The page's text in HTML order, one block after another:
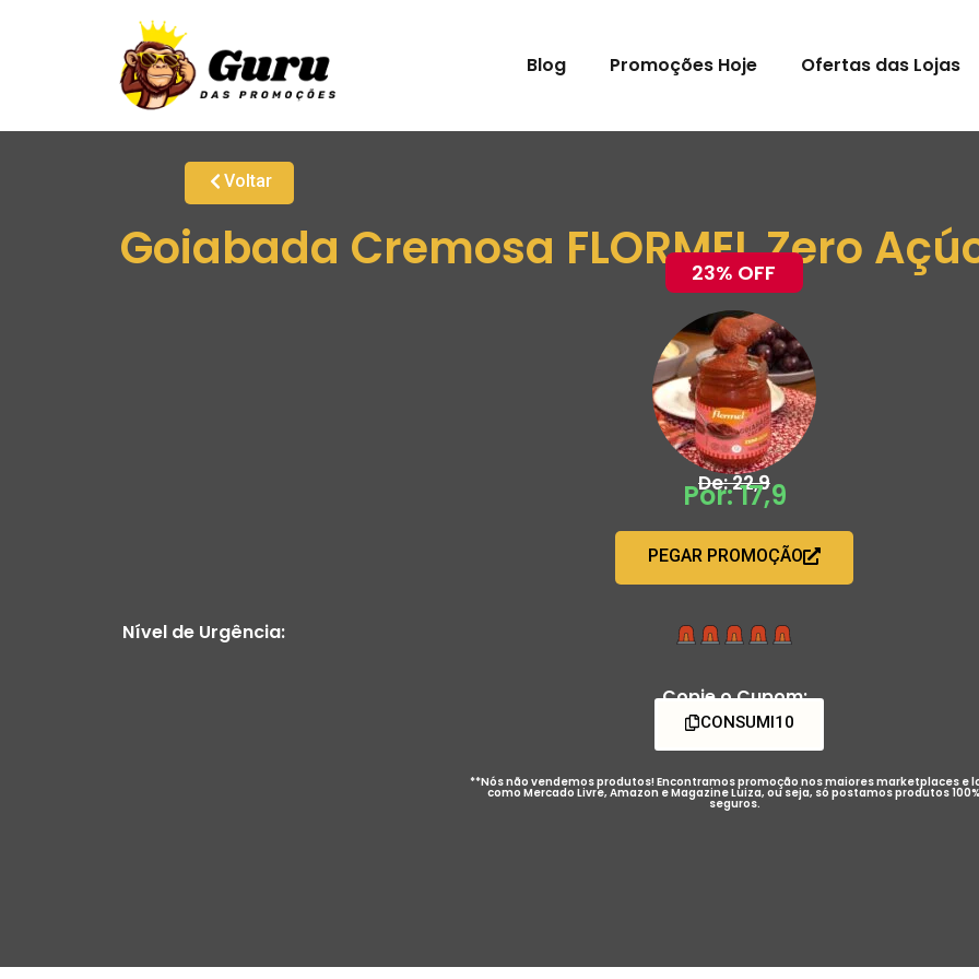
Blog Promoções Hoje Ofertas das Lojas
Voltar
Goiabada Cremosa FLORMEL Zero
23% OFF
De: 22,9
Por: 17,9
PEGAR PROMOÇÃO
Nível de Urgência:
Copie o Cupom:
CONSUMI10
**Nós não vendemos produtos! Encontramos promoção nos maiores marketplaces e
como Mercado Livre, Amazon e Magazine Luiza, ou seja, só postamos produtos 100%
seguros.